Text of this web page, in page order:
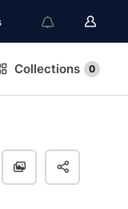
Collections 0